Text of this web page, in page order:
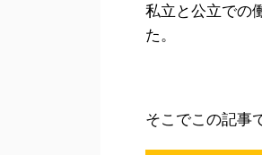
私立と公立での
た。
そこでこの記事